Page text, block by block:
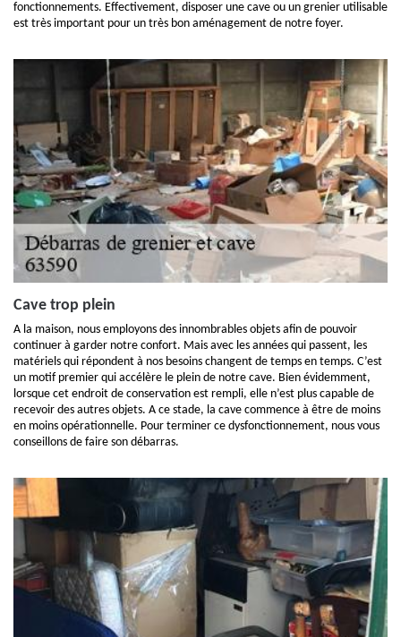
fonctionnements. Effectivement, disposer une cave ou un grenier utilisable
est très important pour un très bon aménagement de notre foyer.
Cave trop plein
A la maison, nous employons des innombrables objets afin de pouvoir
continuer à garder notre confort. Mais avec les années qui passent, les
matériels qui répondent à nos besoins changent de temps en temps. C’est
un motif premier qui accélère le plein de notre cave. Bien évidemment,
lorsque cet endroit de conservation est rempli, elle n’est plus capable de
recevoir des autres objets. A ce stade, la cave commence à être de moins
en moins opérationnelle. Pour terminer ce dysfonctionnement, nous vous
conseillons de faire son débarras.